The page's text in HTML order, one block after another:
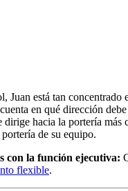
Juan está tan concentrado
en qué dirección
dirige hacia la portería más
de su equipo.
con la función ejecutiva:
flexible.